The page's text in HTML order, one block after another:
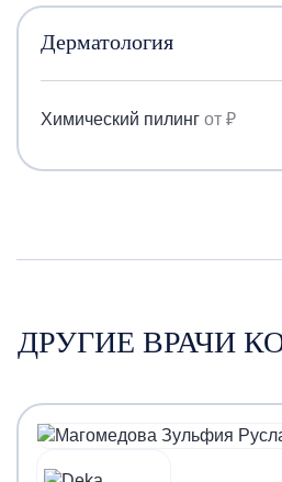
Дерматология
Химический пилинг от ₽
ДРУГИЕ ВРАЧИ